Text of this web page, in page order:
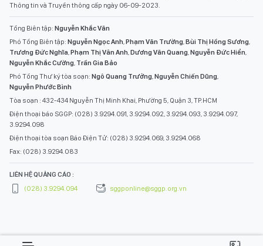
Thông tin và Truyền thông cấp ngày 06-09-2023.
Tổng Biên tập: Nguyễn Khắc Văn
Phó Tổng Biên tập: Nguyễn Ngọc Anh,Phạm Văn Trường,Bùi Thị Hồng Sương,
Trương Đức Nghĩa,Phạm Thị Vân Anh,Dương Văn Quang,Nguyễn Đức Hiển,
Nguyễn Khắc Cường, Trần Gia Bảo
Phó Tổng Thư ký tòa soạn: Ngô Quang Trưởng,Nguyễn Chiến Dũng,
Nguyễn Phước Bình
Tòa soạn : 432-434 Nguyễn Thị Minh Khai, Phường 5, Quận 3, TP.HCM
Điện thoại báo SGGP: (028) 3.9294.091, 3.9294.092, 3.9294.093, 3.9294.097,
3.9294.098
Điện thoại tòa soạn Báo Điện Tử: (028) 3.9294.069, 3.9294.068
Fax: (028) 3.9294.083
LIÊN HỆ QUẢNG CÁO :
(028) 3.9294.094
sggponline@sggp.org.vn